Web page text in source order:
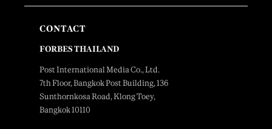
CONTACT
FORBES THAILAND
Post International Media Co., Ltd.
7th Floor, Bangkok Post Building, 136
Sunthornkosa Road, Klong Toey,
Bangkok 10110